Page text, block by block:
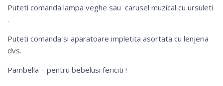
Puteti comanda lampa veghe sau carusel muzical cu ursuleti
.
Puteti comanda si aparatoare impletita asortata cu lenjeria
dvs.
Pambella – pentru bebelusi fericiti !